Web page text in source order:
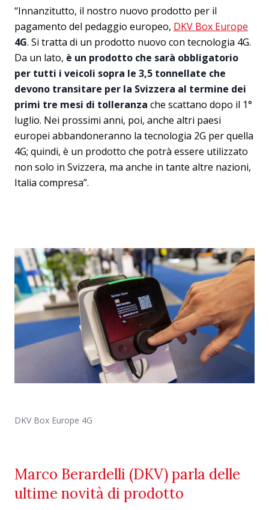
“Innanzitutto, il nostro nuovo prodotto per il
pagamento del pedaggio europeo, DKV Box Europe
4G. Si tratta di un prodotto nuovo con tecnologia 4G.
Da un lato, è un prodotto che sarà obbligatorio
per tutti i veicoli sopra le 3,5 tonnellate che
devono transitare per la Svizzera al termine dei
primi tre mesi di tolleranza che scattano dopo il 1°
luglio. Nei prossimi anni, poi, anche altri paesi
europei abbandoneranno la tecnologia 2G per quella
4G; quindi, è un prodotto che potrà essere utilizzato
non solo in Svizzera, ma anche in tante altre nazioni,
Italia compresa”.
DKV Box Europe 4G
Marco Berardelli (DKV) parla delle
ultime novità di prodotto